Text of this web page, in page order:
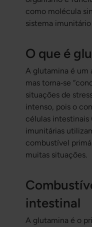
como molécula
sistema
O que é
A glutamina é um
mas torna‑se
situações de
intenso, pois o
células
imunitárias
combustível
muitas situações.
intestinal
A glutamina é o